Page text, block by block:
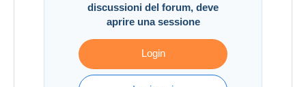
discussioni del forum, deve
aprire una sessione
Login